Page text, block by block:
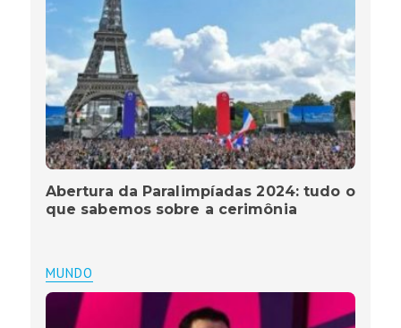
Abertura da Paralimpíadas 2024: tudo o
que sabemos sobre a cerimônia
MUNDO